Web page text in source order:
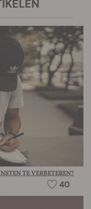
TE VERBETEREN?
40